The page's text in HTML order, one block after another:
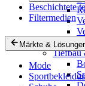
Tiefbau
Beschichtete
Filtermedien
Märkte &
Mode